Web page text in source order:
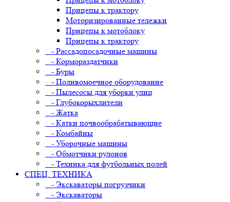
Прицепы к трактору
Моторизированные тележки
Прицепы к мотоблоку
Прицепы к трактору
- Рассадопосадочные машины
- Кормораздатчики
- Буры
- Поливомоечное оборудование
- Пылесосы для уборки улиц
- Глубокорыхлители
- Жатка
- Катки почвообрабатывающие
- Комбайны
- Уборочные машины
- Обмотчики рулонов
- Техника для футбольных полей
СПЕЦ. ТЕХНИКА
- Экскаваторы погрузчики
- Экскаваторы